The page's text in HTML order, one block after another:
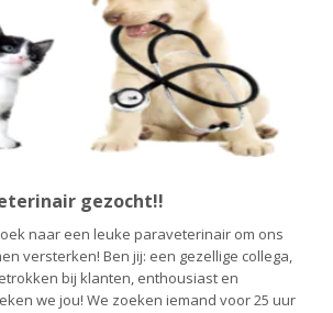
gezocht!!
naar een leuke paraveterinair om ons
versterken! Ben jij: een gezellige collega,
bij klanten, enthousiast en
we jou! We zoeken iemand voor 25 uur